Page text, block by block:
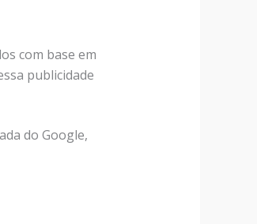
com base em
publicidade
do Google,